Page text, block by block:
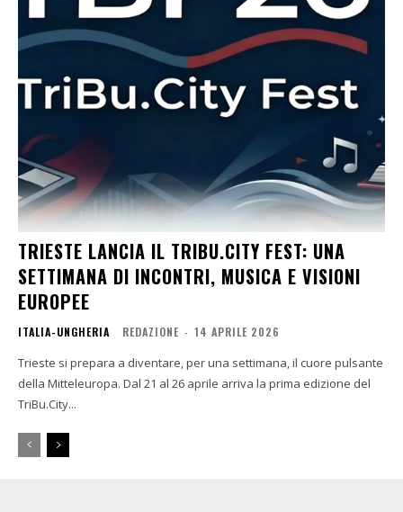
TRIESTE LANCIA IL TRIBU.CITY FEST: UNA
SETTIMANA DI INCONTRI, MUSICA E VISIONI
EUROPEE
ITALIA-UNGHERIA REDAZIONE - 14 APRILE 2026
Trieste si prepara a diventare, per una settimana, il cuore pulsante
della Mitteleuropa. Dal 21 al 26 aprile arriva la prima edizione del
TriBu.City...